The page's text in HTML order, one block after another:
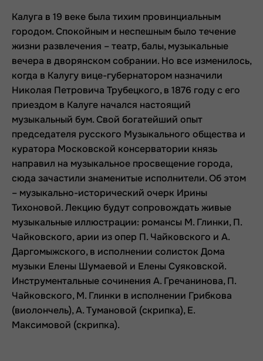
Калуга в 19 веке была тихим провинциальным
городом. Спокойным и неспешным было течение
жизни развлечения – театр, балы, музыкальные
вечера в дворянском собрании. Но все изменилось,
когда в Калугу вице-губернатором назначили
Николая Петровича Трубецкого, в 1876 году с его
приездом в Калуге начался настоящий
музыкальный бум. Свой богатейший опыт
председателя русского Музыкального общества и
куратора Московской консерватории князь
направил на музыкальное просвещение города,
сюда зачастили знаменитые исполнители. Об этом
– музыкально-исторический очерк Ирины
Тихоновой. Лекцию будут сопровождать живые
музыкальные иллюстрации: романсы М. Глинки, П.
Чайковского, арии из опер П. Чайковского и А.
Даргомыжского, в исполнении солисток Дома
музыки Елены Шумаевой и Елены Суяковской.
Инструментальные сочинения А. Гречанинова, П.
Чайковского, М. Глинки в исполнении Грибкова
(виолончель), А. Тумановой (скрипка), Е.
Максимовой (скрипка).